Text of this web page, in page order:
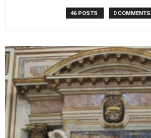
46 POSTS 0 COMMENTS